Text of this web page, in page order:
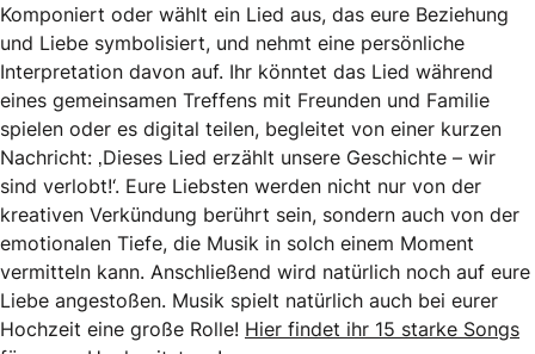
Komponiert oder wählt ein Lied aus, das eure Beziehung
und Liebe symbolisiert, und nehmt eine persönliche
Interpretation davon auf. Ihr könntet das Lied während
eines gemeinsamen Treffens mit Freunden und Familie
spielen oder es digital teilen, begleitet von einer kurzen
Nachricht: ‚Dieses Lied erzählt unsere Geschichte – wir
sind verlobt!‘. Eure Liebsten werden nicht nur von der
kreativen Verkündung berührt sein, sondern auch von der
emotionalen Tiefe, die Musik in solch einem Moment
vermitteln kann. Anschließend wird natürlich noch auf eure
Liebe angestoßen. Musik spielt natürlich auch bei eurer
Hochzeit eine große Rolle! Hier findet ihr 15 starke Songs